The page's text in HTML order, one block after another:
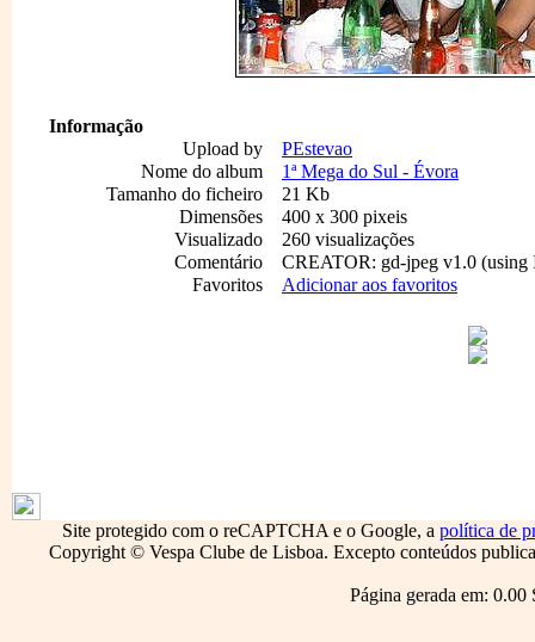
Informação
Upload by
PEstevao
Nome do album
1ª Mega do Sul - Évora
Tamanho do ficheiro
21 Kb
Dimensões
400 x 300 pixeis
Visualizado
260 visualizações
Comentário
CREATOR: gd-jpeg v1.0
Favoritos
Adicionar aos favoritos
Site protegido com o reCAPTCHA e o Google, a política de
Copyright © Vespa Clube de Lisboa. Excepto conteúdos
Página gerada em: 0.00